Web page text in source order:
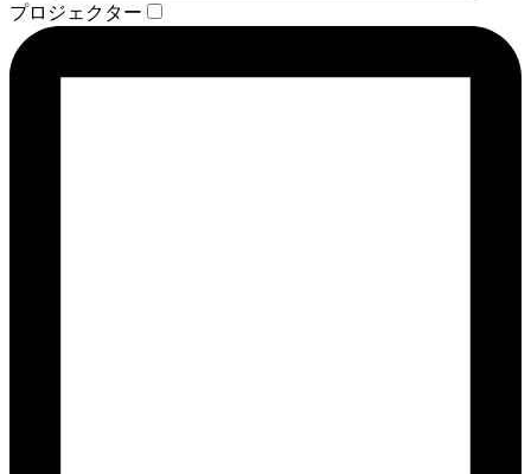
プロジェクター